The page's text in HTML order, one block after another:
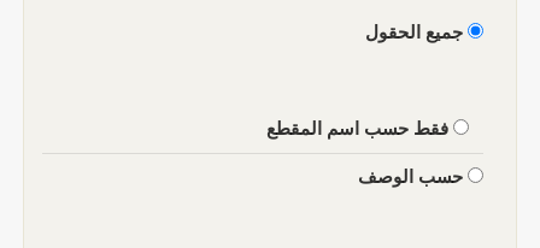
جميع الحقول
فقط حسب اسم المقطع
حسب الوصف